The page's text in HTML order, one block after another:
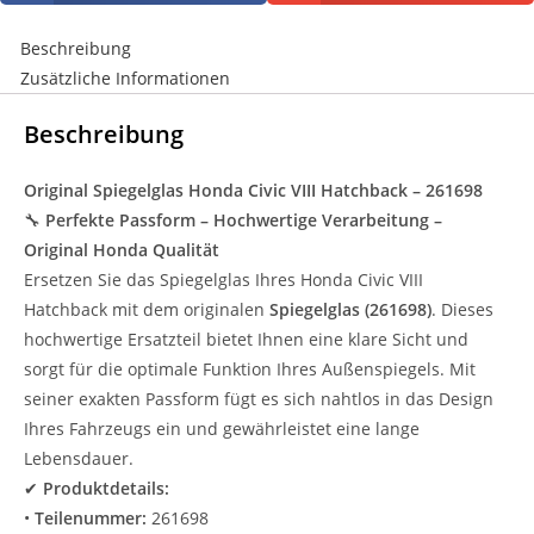
Beschreibung
Zusätzliche Informationen
Beschreibung
Original Spiegelglas Honda Civic VIII Hatchback – 261698
🔧 Perfekte Passform – Hochwertige Verarbeitung –
Original Honda Qualität
Ersetzen Sie das Spiegelglas Ihres Honda Civic VIII
Hatchback mit dem originalen Spiegelglas (261698). Dieses
hochwertige Ersatzteil bietet Ihnen eine klare Sicht und
sorgt für die optimale Funktion Ihres Außenspiegels. Mit
seiner exakten Passform fügt es sich nahtlos in das Design
Ihres Fahrzeugs ein und gewährleistet eine lange
Lebensdauer.
✔ Produktdetails:
• Teilenummer: 261698